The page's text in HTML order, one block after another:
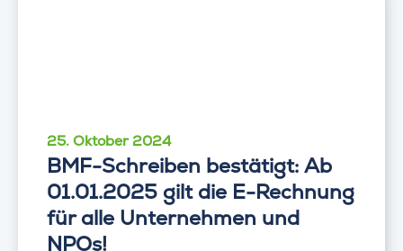
25. Oktober 2024
BMF-Schreiben bestätigt: Ab
01.01.2025 gilt die E-Rechnung
für alle Unternehmen und
NPOs!